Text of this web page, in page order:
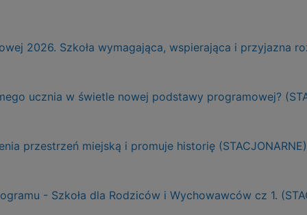
2026. Szkoła wymagająca, wspierająca i przyjazna
ucznia w świetle nowej podstawy programowej?
przestrzeń miejską i promuje historię (STACJONARNE)
- Szkoła dla Rodziców i Wychowawców cz 1.